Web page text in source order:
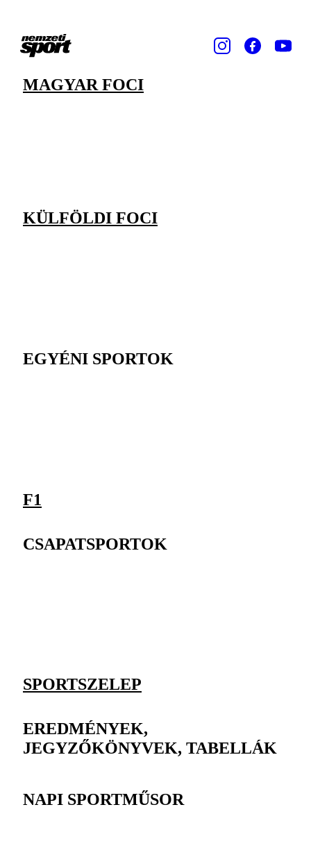
MAGYAR FOCI
KÜLFÖLDI FOCI
EGYÉNI SPORTOK
F1
CSAPATSPORTOK
SPORTSZELEP
EREDMÉNYEK,
JEGYZŐKÖNYVEK, TABELLÁK
NAPI SPORTMŰSOR